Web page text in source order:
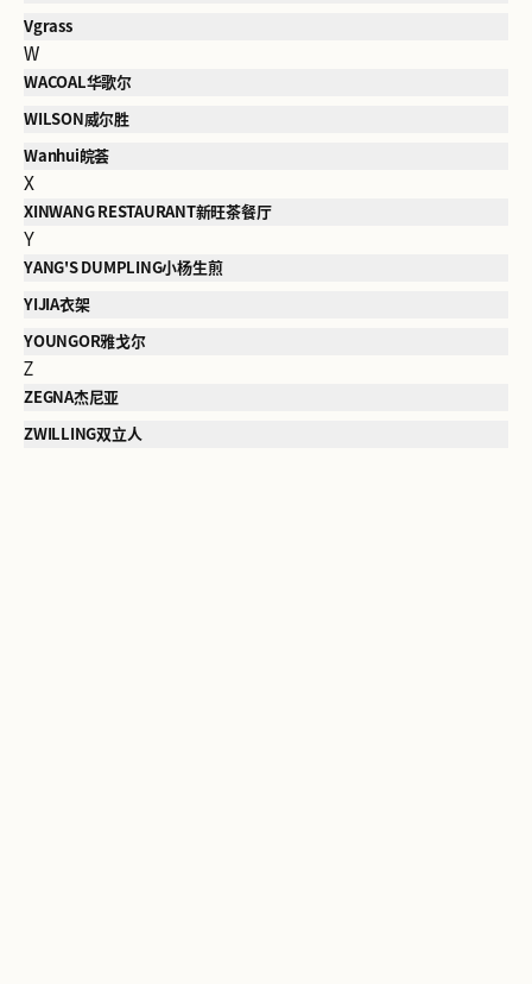
Vgrass
W
WACOAL华歌尔
WILSON威尔胜
Wanhui皖荟
X
XINWANG RESTAURANT新旺茶餐厅
Y
YANG'S DUMPLING小杨生煎
YIJIA衣架
YOUNGOR雅戈尔
Z
ZEGNA杰尼亚
ZWILLING双立人